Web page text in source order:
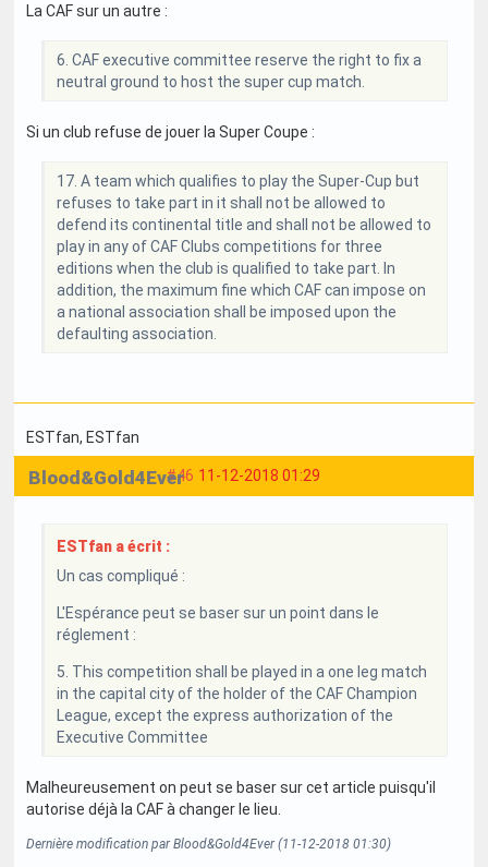
La CAF sur un autre :
6. CAF executive committee reserve the right to fix a
neutral ground to host the super cup match.
Si un club refuse de jouer la Super Coupe :
17. A team which qualifies to play the Super-Cup but
refuses to take part in it shall not be allowed to
defend its continental title and shall not be allowed to
play in any of CAF Clubs competitions for three
editions when the club is qualified to take part. In
addition, the maximum fine which CAF can impose on
a national association shall be imposed upon the
defaulting association.
ESTfan, ESTfan
#46 11-12-2018 01:29
Blood&Gold4Ever
ESTfan a écrit :
Un cas compliqué :
L'Espérance peut se baser sur un point dans le
réglement :
5. This competition shall be played in a one leg match
in the capital city of the holder of the CAF Champion
League, except the express authorization of the
Executive Committee
Malheureusement on peut se baser sur cet article puisqu'il
autorise déjà la CAF à changer le lieu.
Dernière modification par Blood&Gold4Ever (11-12-2018 01:30)